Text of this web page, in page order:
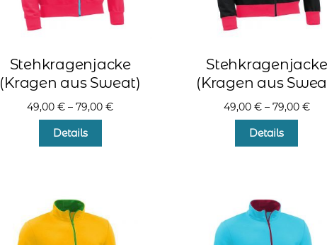
Stehkragenjacke
(Kragen aus Sweat)
49,00€ –79,00€
Details
Die
Optionen
Stehkragenjacke
(Kragen aus
49,00 €– 79,00 €
Details
Die